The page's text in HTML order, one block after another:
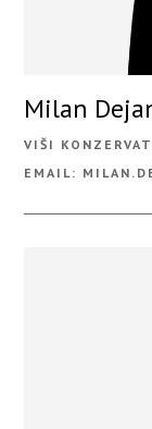
Milan
VIŠI
EMAIL: